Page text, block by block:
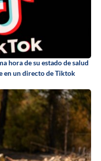
hora de su estado de salud
en un directo de Tiktok